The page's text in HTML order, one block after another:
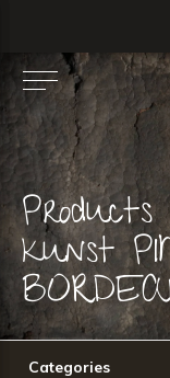
kunst
Categories